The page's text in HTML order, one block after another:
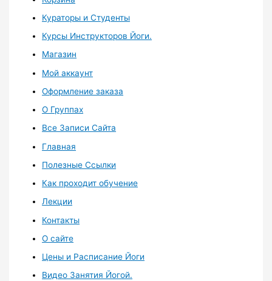
Кураторы и Студенты
Курсы Инструкторов Йоги.
Магазин
Мой аккаунт
Оформление заказа
О Группах
Все Записи Сайта
Главная
Полезные Ссылки
Как проходит обучение
Лекции
Контакты
О сайте
Цены и Расписание Йоги
Видео Занятия Йогой.